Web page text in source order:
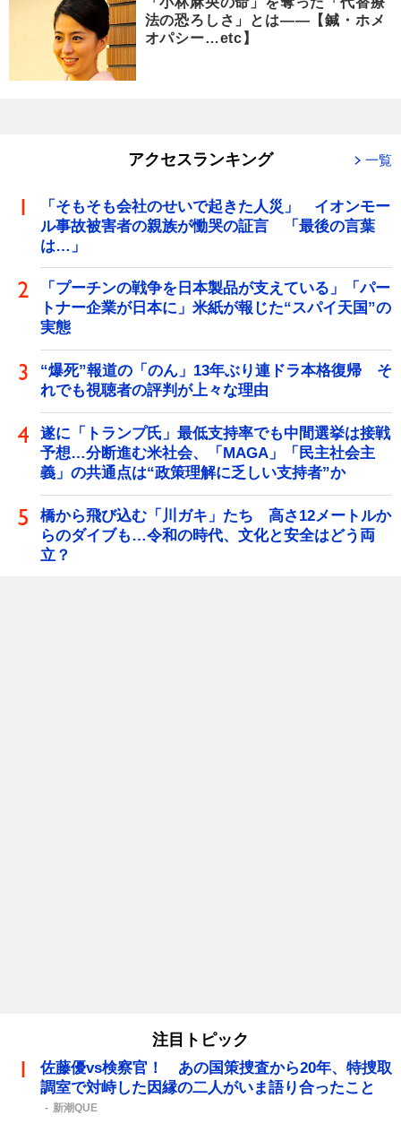
法の恐ろしさ」とは――【鍼・ホメ
オパシー…etc】
アクセスランキング 一覧
「そもそも会社のせいで起きた人災」 イオンモー
ル事故被害者の親族が慟哭の証言 「最後の言葉
は…」
「プーチンの戦争を日本製品が支えている」「パー
トナー企業が日本に」米紙が報じた“スパイ天国”の
実態
“爆死”報道の「のん」13年ぶり連ドラ本格復帰 そ
れでも視聴者の評判が上々な理由
遂に「トランプ氏」最低支持率でも中間選挙は接戦
予想…分断進む米社会、「MAGA」「民主社会主
義」の共通点は“政策理解に乏しい支持者”か
橋から飛び込む「川ガキ」たち 高さ12メートルか
らのダイブも…令和の時代、文化と安全はどう両
立？
注目トピック
佐藤優vs検察官！ あの国策捜査から20年、特捜取
調室で対峙した因縁の二人がいま語り合ったこと
新潮QUE